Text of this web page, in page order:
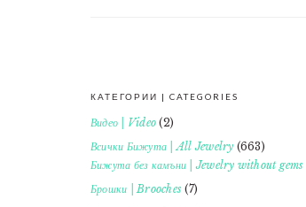
КАТЕГОРИИ | CATEGORIES
Видео | Video (2)
Всички Бижута | All Jewelry (663)
Бижута без камъни | Jewelry without gems
Брошки | Brooches (7)